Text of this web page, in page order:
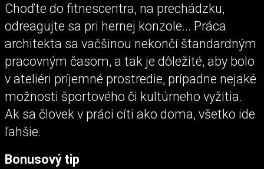
Choďte do fitnescentra, na prechádzku,
odreagujte sa pri hernej konzole... Práca
architekta sa väčšinou nekončí štandardným
pracovným časom, a tak je dôležité, aby bolo
v ateliéri príjemné prostredie, prípadne nejaké
možnosti športového či kultúrneho vyžitia.
Ak sa človek v práci cíti ako doma, všetko ide
ľahšie.
Bonusový tip